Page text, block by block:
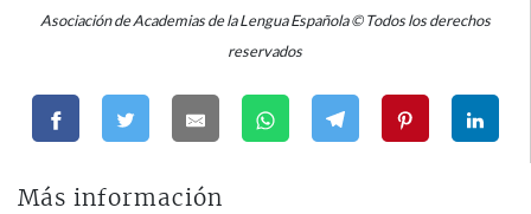
Asociación de Academias de la Lengua Española © Todos los derechos
reservados
Más información